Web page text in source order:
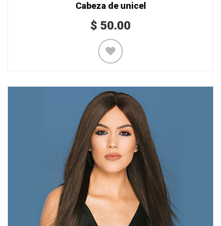
Cabeza de unicel
$ 50.00